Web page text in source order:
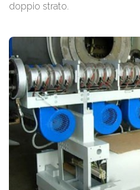
doppio strato.